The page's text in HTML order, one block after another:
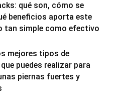
qué son, cómo se
beneficios aporta este
tan simple como efectivo
mejores tipos de
puedes realizar para
piernas fuertes y